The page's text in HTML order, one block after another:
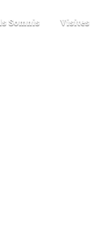
Somnis Visites